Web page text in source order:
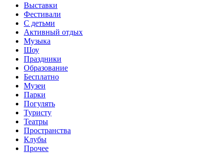
Выставки
Фестивали
С детьми
Активный отдых
Музыка
Шоу
Праздники
Образование
Бесплатно
Музеи
Парки
Погулять
Туристу
Театры
Пространства
Клубы
Прочее